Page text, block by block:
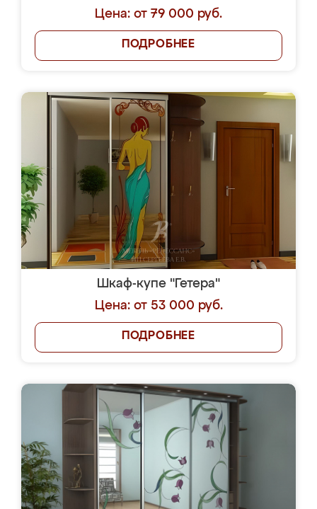
Цена: от 79 000 руб.
ПОДРОБНЕЕ
Шкаф-купе "Гетера"
Цена: от 53 000 руб.
ПОДРОБНЕЕ